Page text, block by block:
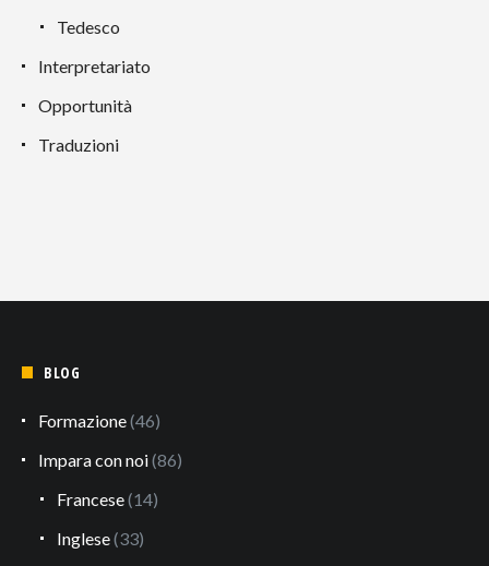
Tedesco
Interpretariato
Opportunità
Traduzioni
BLOG
Formazione(46)
Impara con noi(86)
Francese(14)
Inglese(33)